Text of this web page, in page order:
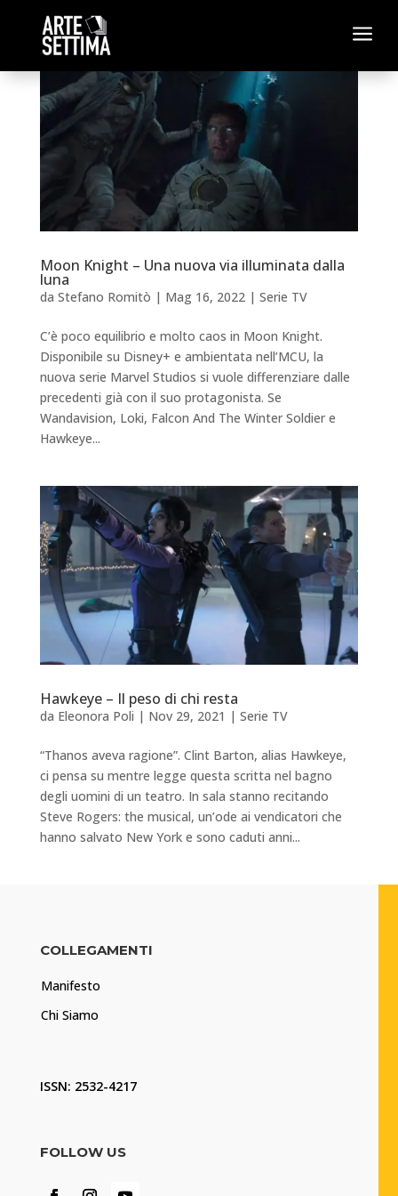
a
Moon Knight – Una nuova via illuminata dalla
luna
da Stefano Romitò | Mag 16, 2022| Serie TV
C’è poco equilibrio e molto caos in Moon Knight.
Disponibile su Disney+ e ambientata nell’MCU, la
nuova serie Marvel Studios si vuole differenziare dalle
precedenti già con il suo protagonista. Se
Wandavision, Loki, Falcon And The Winter Soldier e
Hawkeye...
Hawkeye – Il peso di chi resta
da Eleonora Poli | Nov 29, 2021 | Serie TV
“Thanos aveva ragione”. Clint Barton, alias Hawkeye,
ci pensa su mentre legge questa scritta nel bagno
degli uomini di un teatro. In sala stanno recitando
Steve Rogers: the musical, un’ode ai vendicatori che
hanno salvato New York e sono caduti anni...
COLLEGAMENTI
Manifesto
Chi Siamo
ISSN: 2532-4217
FOLLOW US